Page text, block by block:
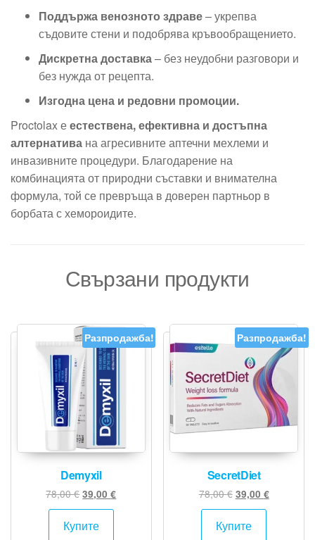
Поддържа венозното здраве– укрепва
съдовите стени и подобрява кръвообращението.
Дискретна доставка– без неудобни разговори и
без нужда от рецепта.
Изгодна цена и редовни промоции.
Proctolax еестествена, ефективна и достъпна
алтернатива на агресивните аптечни мехлеми и
инвазивните процедури. Благодарение на
комбинацията от природни съставки и внимателна
формула, той се превръща в доверен партньор в
борбата с хемороидите.
Свързани продукти
Разпродажба!
Demyxil
78,00€Original
price
was:
78,00 €.
39,00€Текущата
Купите
Разпродажба!
SecretDiet
78,00€ Original
price
was:
78,00 €.
39,00 €Текущата
Купите